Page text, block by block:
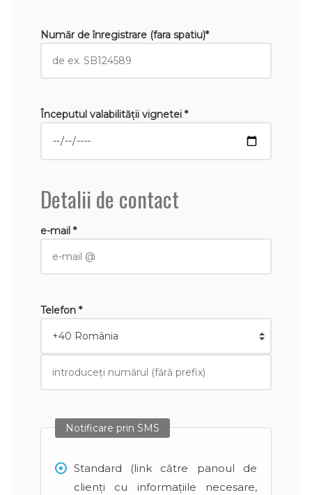
Număr de înregistrare (fara spatiu)*
Începutul valabilităţii vignetei *
Detalii de contact
e-mail *
Telefon *
Notificare prin SMS
Standard (link către panoul de
clienți cu informațiile necesare,